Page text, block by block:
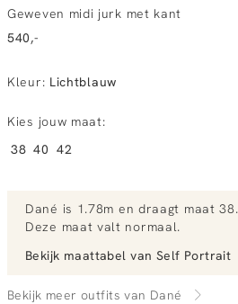
Geweven midi jurk met kant
540,-
Kleur: Lichtblauw
Kies jouw maat:
38 40 42
Dané is 1.78m en draagt maat 38.
Deze maat valt normaal.
Bekijk maattabel van Self Portrait
Bekijk meer outfits van Dané